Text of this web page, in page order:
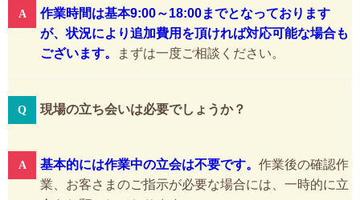
作業時間は基本9:00～18:00までとなっております
が、状況により追加費用を頂ければ対応可能な場合も
ございます。
まずは一度ご相談ください。
現場の立ち会いは必要でしょうか？
基本的には作業中の立会は不要です。 作業後の確認作
業、お客さまのご指示が必要な場合には、一時的に立